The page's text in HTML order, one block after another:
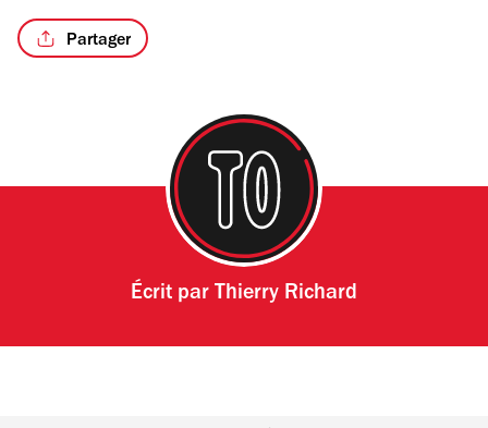
Partager
Écrit par Thierry Richard